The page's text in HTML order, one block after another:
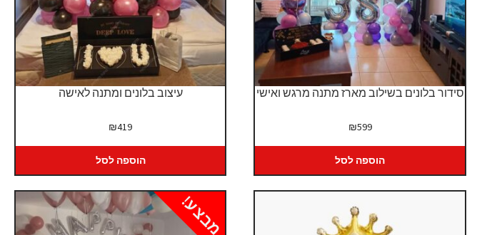
סידור בלונים בשילוב מארז מתנה מרגש ואישי
₪599
הוספה לסל
עיצוב בלונים ומתנה לאישה
₪419
הוספה לסל
מבצע!